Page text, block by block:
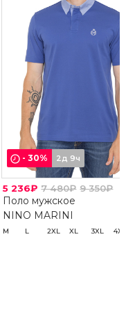
-30% 2д 9ч
5 236₽ 7 480₽ 9 350₽
Поло мужское
NINO MARINI
M L 2XL XL 3XL 4XL